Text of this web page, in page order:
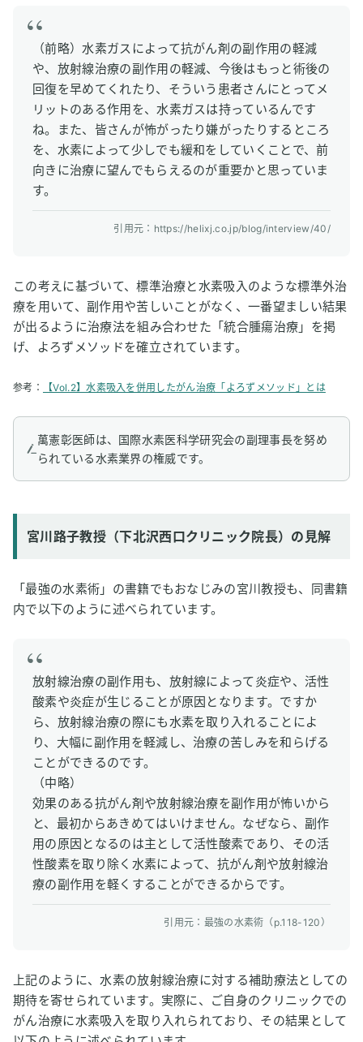
（前略）水素ガスによって抗がん剤の副作用の軽減
や、放射線治療の副作用の軽減、今後はもっと術後の
回復を早めてくれたり、そういう患者さんにとってメ
リットのある作用を、水素ガスは持っているんです
ね。また、皆さんが怖がったり嫌がったりするところ
を、水素によって少しでも緩和をしていくことで、前
向きに治療に望んでもらえるのが重要かと思っていま
す。
引用元：https://helixj.co.jp/blog/interview/40/
この考えに基づいて、標準治療と水素吸入のような標準外治
療を用いて、副作用や苦しいことがなく、一番望ましい結果
が出るように治療法を組み合わせた「統合腫瘍治療」を掲
げ、よろずメソッドを確立されています。
参考： 【Vol.2】水素吸入を併用したがん治療「よろずメソッド」とは
萬憲彰医師は、国際水素医科学研究会の副理事長を努め
られている水素業界の権威です。
宮川路子教授（下北沢西口クリニック院長）の見解
「最強の水素術」の書籍でもおなじみの宮川教授も、同書籍
内で以下のように述べられています。
放射線治療の副作用も、放射線によって炎症や、活性
酸素や炎症が生じることが原因となります。ですか
ら、放射線治療の際にも水素を取り入れることによ
り、大幅に副作用を軽減し、治療の苦しみを和らげる
ことができるのです。
（中略）
効果のある抗がん剤や放射線治療を副作用が怖いから
と、最初からあきめてはいけません。なぜなら、副作
用の原因となるのは主として活性酸素であり、その活
性酸素を取り除く水素によって、抗がん剤や放射線治
療の副作用を軽くすることができるからです。
引用元：最強の水素術（p.118-120）
上記のように、水素の放射線治療に対する補助療法としての
期待を寄せられています。実際に、ご自身のクリニックでの
がん治療に水素吸入を取り入れられており、その結果として